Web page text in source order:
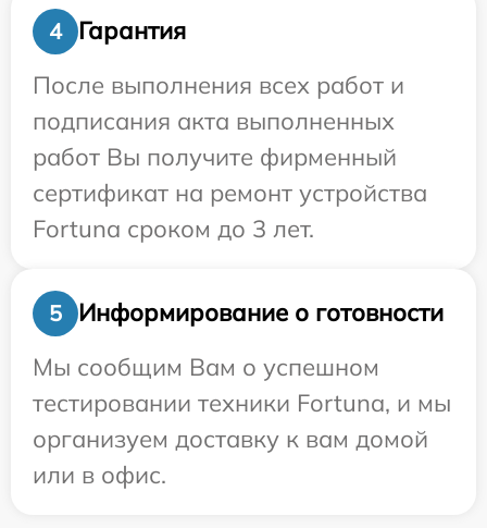
4
Гарантия
После выполнения всех работ и
подписания акта выполненных
работ Вы получите фирменный
сертификат на ремонт устройства
Fortuna сроком до 3 лет.
5
Информирование о готовности
Мы сообщим Вам о успешном
тестировании техники Fortuna, и мы
организуем доставку к вам домой
или в офис.